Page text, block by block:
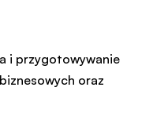
i przygotowywanie
oraz